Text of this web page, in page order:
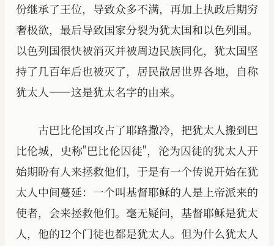
份继承了王位，导致众多不满，再加上执政后期穷
奢极欲，最后导致国家分裂为犹太国和以色列国。
以色列国很快被消灭并被周边民族同化，犹太国坚
持了几百年后也被灭了，居民散居世界各地，自称
犹太人——这是犹太名字的由来。
古巴比伦国攻占了耶路撒冷，把犹太人搬到巴
比伦城，史称"巴比伦囚徒"，沦为囚徒的犹太人开
始期盼有人来拯救他们，于是有一个传说开始在犹
太人中间蔓延：一个叫基督耶稣的人是上帝派来的
使者，会来拯救他们。毫无疑问，基督耶稣是犹太
人，他的12个门徒也都是犹太人。但为什么犹太人